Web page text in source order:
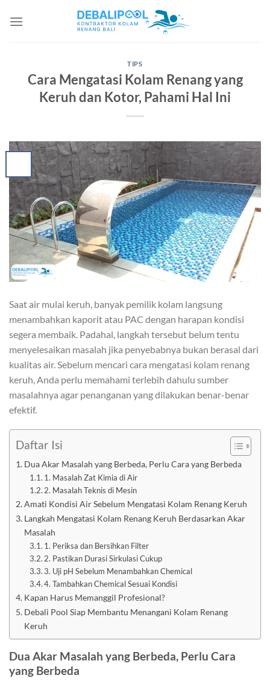
TIPS
Cara Mengatasi Kolam Renang yang
Keruh dan Kotor, Pahami Hal Ini
Saat air mulai keruh, banyak pemilik kolam langsung
menambahkan kaporit atau PAC dengan harapan kondisi
segera membaik. Padahal, langkah tersebut belum tentu
menyelesaikan masalah jika penyebabnya bukan berasal dari
kualitas air. Sebelum mencari cara mengatasi kolam renang
keruh, Anda perlu memahami terlebih dahulu sumber
masalahnya agar penanganan yang dilakukan benar-benar
efektif.
Daftar Isi
Dua Akar Masalah yang Berbeda, Perlu Cara yang Berbeda
1. Masalah Zat Kimia di Air
2. Masalah Teknis di Mesin
Amati Kondisi Air Sebelum Mengatasi Kolam Renang Keruh
Langkah Mengatasi Kolam Renang Keruh Berdasarkan Akar
Masalah
1. Periksa dan Bersihkan Filter
2. Pastikan Durasi Sirkulasi Cukup
3. Uji pH Sebelum Menambahkan Chemical
4. Tambahkan Chemical Sesuai Kondisi
Kapan Harus Memanggil Profesional?
Debali Pool Siap Membantu Menangani Kolam Renang
Keruh
Dua Akar Masalah yang Berbeda, Perlu Cara
yang Berbeda